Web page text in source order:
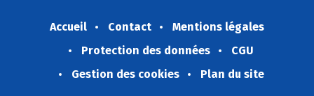
Accueil Contact
Mentions légales
Protection des données
CGU
Gestion des cookies
Plan du site